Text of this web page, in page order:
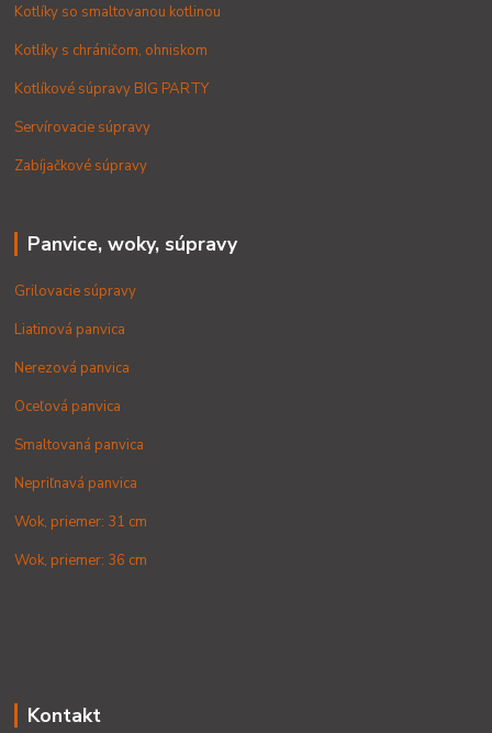
Kotlíky so smaltovanou kotlinou
Kotlíky s chráničom, ohniskom
Kotlíkové súpravy BIG PARTY
Servírovacie súpravy
Zabíjačkové súpravy
Panvice, woky, súpravy
Grilovacie súpravy
Liatinová panvica
Nerezová panvica
Oceľová panvica
Smaltovaná panvica
Nepriľnavá panvica
Wok, priemer: 31 cm
Wok, priemer: 36 cm
Kontakt